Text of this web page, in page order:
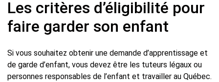
Les critères d’éligibilité pour
faire garder son enfant
Si vous souhaitez obtenir une demande d’apprentissage et
de garde d’enfant, vous devez être les tuteurs légaux ou
personnes responsables de l’enfant et travailler au Québec.